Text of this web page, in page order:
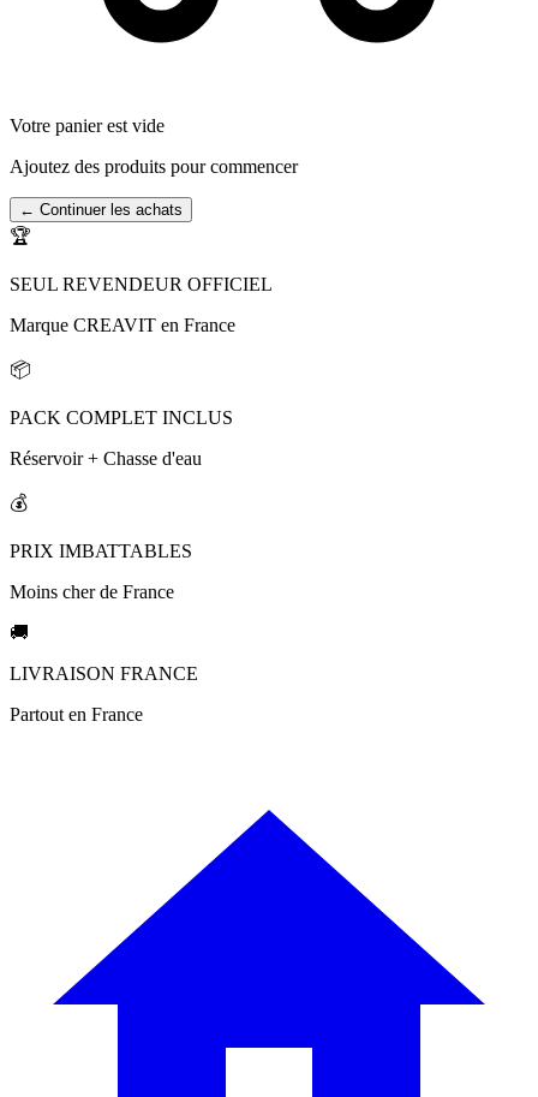
Votre panier est vide
Ajoutez des produits pour commencer
← Continuer les achats
🏆
SEUL REVENDEUR OFFICIEL
Marque CREAVIT en France
📦
PACK COMPLET INCLUS
Réservoir + Chasse d'eau
💰
PRIX IMBATTABLES
Moins cher de France
🚚
LIVRAISON FRANCE
Partout en France